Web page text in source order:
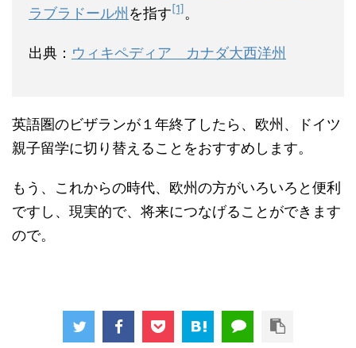
ラブラドール州を指す[1] 。
出典： ウィキペディア カナダ大西洋州
英語圏のビザランが１年終了したら、欧州、ドイツ
親子留学に切り替えることをおすすめします。
もう、これからの時代、欧州の方がいろいろと便利
ですし、現実的で、将来につなげることができます
ので。